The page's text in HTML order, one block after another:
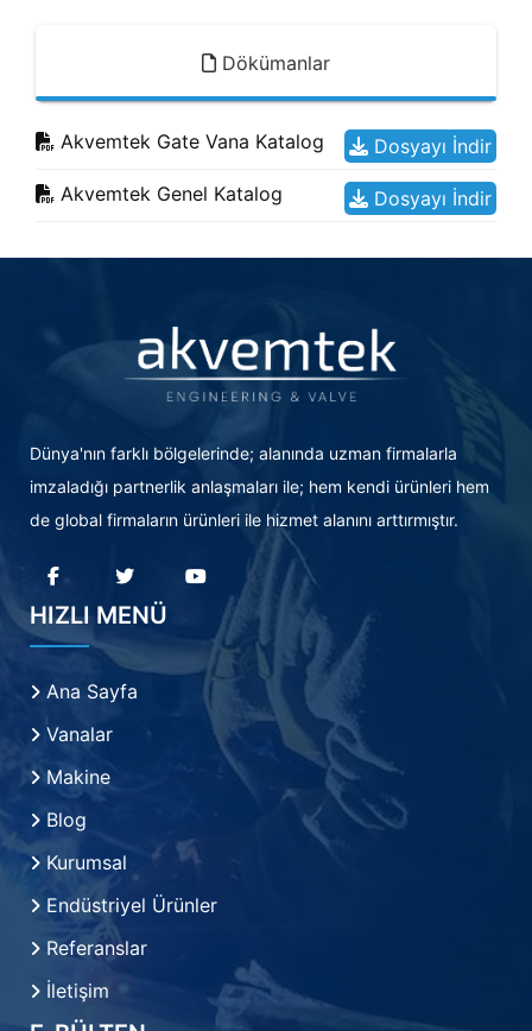
Dökümanlar
Akvemtek Gate Vana Katalog
Dosyayı İndir
Akvemtek Genel Katalog
Dosyayı İndir
Dünya'nın farklı bölgelerinde; alanında uzman firmalarla
imzaladığı partnerlik anlaşmaları ile; hem kendi ürünleri hem
de global firmaların ürünleri ile hizmet alanını arttırmıştır.
HIZLI MENÜ
Ana Sayfa
Vanalar
Makine
Blog
Kurumsal
Endüstriyel Ürünler
Referanslar
İletişim